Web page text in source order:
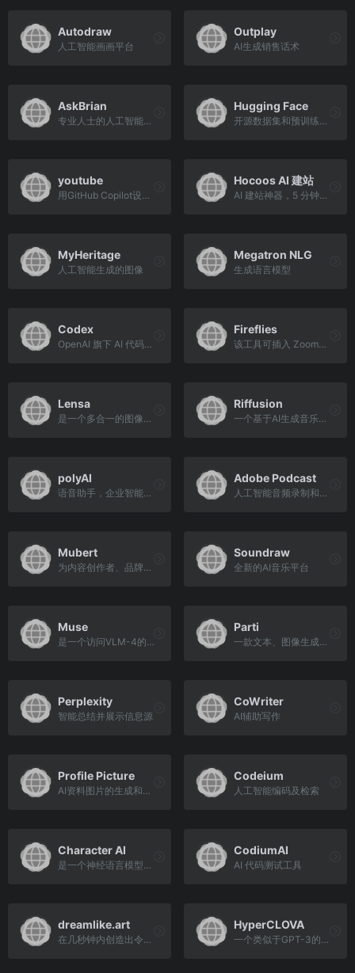
Autodraw
人工智能画画平台
Outplay
AI生成销售话术
AskBrian
专业人士的人工智能助手
Hugging Face
开源数据集和预训练模型
youtube
用GitHub Copilot设计一个API
Hocoos AI 建站
AI 建站神器，5 分钟完成建站
MyHeritage
人工智能生成的图像
Megatron NLG
生成语言模型
Codex
OpenAI 旗下 AI 代码生成训练模型，AI 系统可以将自然语言翻译成代码
Fireflies
该工具可插入 Zoom、Teams 或 Webex 等流行的视频会议工具，并自动执行做笔记和创建转录的过程
Lensa
是一个多合一的图像编辑应用程序
Riffusion
一个基于AI生成音乐的项目
polyAI
语音助手，企业智能客服语音服务
Adobe Podcast
人工智能音频录制和编辑
Mubert
为内容创作者、品牌和开发者提供的新的免版税音乐生态系统
Soundraw
全新的AI音乐平台
Muse
是一个访问VLM-4的API
Parti
一款文本、图像生成工具
Perplexity
智能总结并展示信息源
CoWriter
AI辅助写作
Profile Picture
AI资料图片的生成和制作
Codeium
人工智能编码及检索
Character AI
是一个神经语言模型的聊天机器人网络应用
CodiumAI
AI 代码测试工具
dreamlike.art
在几秒钟内创造出令人惊叹的原创艺术
HyperCLOVA
一个类似于GPT-3的韩语模型训练网站